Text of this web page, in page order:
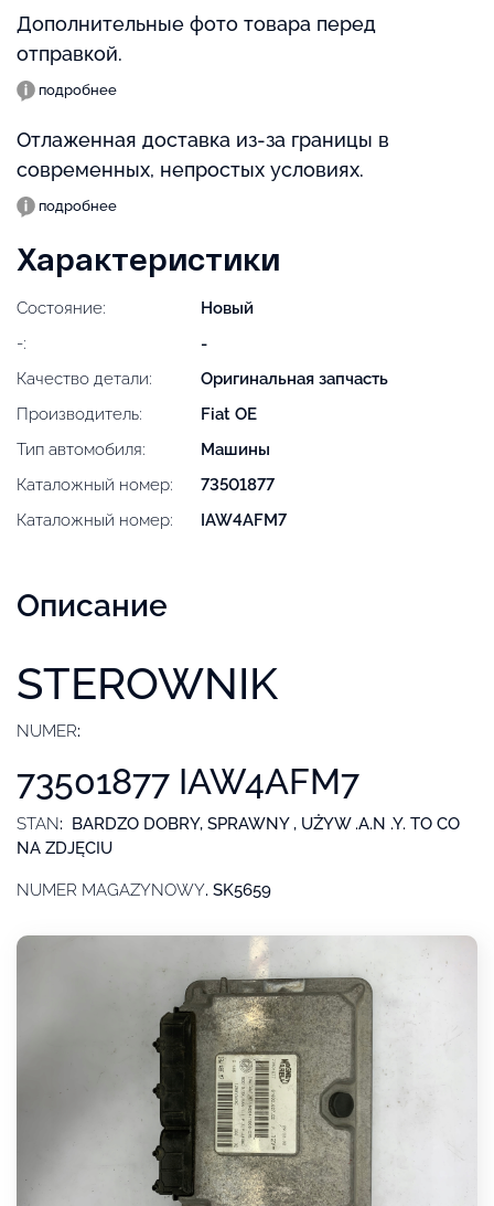
Дополнительные фото товара перед
отправкой.
подробнее
Отлаженная доставка из-за границы в
современных, непростых условиях.
подробнее
Характеристики
Состояние:
Новый
-:
-
Качество детали:
Оригинальная запчасть
Производитель:
Fiat OE
Тип автомобиля:
Машины
Каталожный номер:
73501877
Каталожный номер:
IAW4AFM7
Описание
STEROWNIK
NUMER:
73501877 IAW4AFM7
STAN: BARDZO DOBRY, SPRAWNY , UŻYW .A.N .Y. TO CO
NA ZDJĘCIU
NUMER MAGAZYNOWY. SK5659